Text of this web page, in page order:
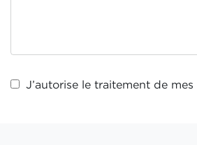
J’autorise le traitement de mes